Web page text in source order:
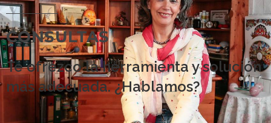
CONSULTAS
Te ofrezco la herramienta y solución
más adecuada. ¿Hablamos?